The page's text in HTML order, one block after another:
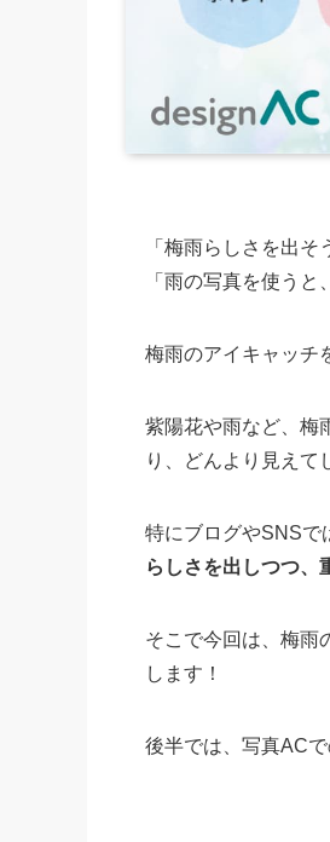
「梅雨らしさを出そ
「雨の写真を使うと
梅雨のアイキャッチ
紫陽花や雨など、梅
り、どんより見えて
特にブログやSNSで
らしさを出しつつ、
そこで今回は、梅雨
します！
後半では、写真AC